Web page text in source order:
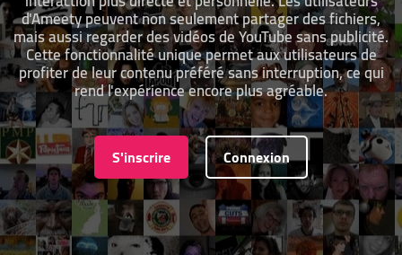
d'Ameety peuvent non seulement partager des fichiers,
mais aussi regarder des vidéos de YouTube sans publicité.
Cette fonctionnalité unique permet aux utilisateurs de
profiter de leur contenu préféré sans interruption, ce qui
rend l'expérience encore plus agréable.
S'inscrire Connexion